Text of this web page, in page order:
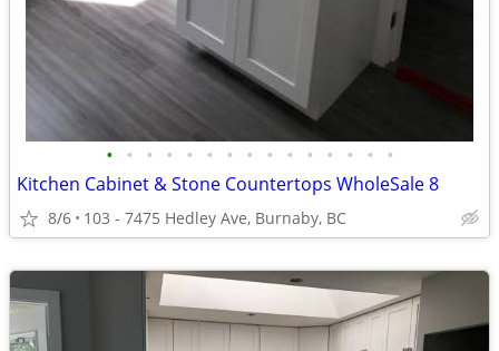
• • • • • • • • • • • • • • •
Kitchen Cabinet & Stone Countertops WholeSale 8
8/6 103 - 7475 Hedley Ave, Burnaby, BC